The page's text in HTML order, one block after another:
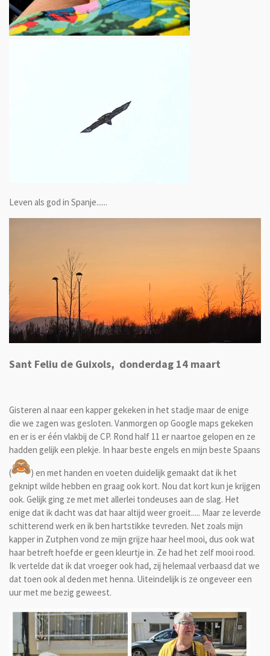
Leven als god in Spanje......
Sant Feliu de Guixols, donderdag 14 maart
Gisteren al naar een kapper gekeken in het stadje maar de enige
die we zagen was gesloten. Vanmorgen op Google maps gekeken
en er is er één vlakbij de CP. Rond half 11 er naartoe gelopen en ze
hadden gelijk een plekje. In haar beste engels en mijn beste Spaans
(
) en met handen en voeten duidelijk gemaakt dat ik het
geknipt wilde hebben en graag ook kort. Nou dat kort kun je krijgen
ook. Gelijk ging ze met met allerlei tondeuses aan de slag. Het
enige dat ik dacht was dat haar altijd weer groeit..... Maar ze leverde
schitterend werk en ik ben hartstikke tevreden. Net zoals mijn
kapper in Zutphen vond ze mijn grijze haar heel mooi, dus ook wat
haar betreft hoefde er geen kleurtje in. Ze had het zelf mooi rood.
Ik vertelde dat ik dat vroeger ook had, zij helemaal verbaasd dat we
dat toen ook al deden met henna. Uiteindelijk is ze ongeveer een
uur met me bezig geweest.